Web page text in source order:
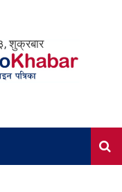
शुक्रबार